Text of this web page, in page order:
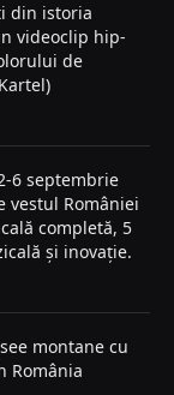
din istoria
videoclip hip-
de
6 septembrie
vestul României
completă, 5
și inovație.
montane cu
România